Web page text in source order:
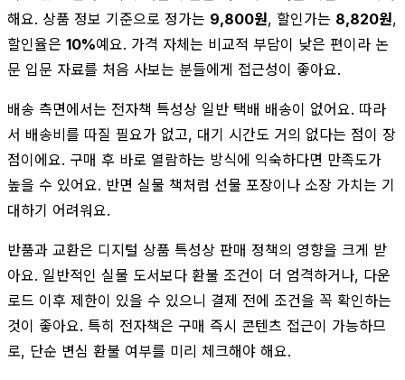
해요. 상품 정보 기준으로 정가는 9,800원, 할인가는 8,820원,
할인율은 10%예요. 가격 자체는 비교적 부담이 낮은 편이라 논
문 입문 자료를 처음 사보는 분들에게 접근성이 좋아요.
배송 측면에서는 전자책 특성상 일반 택배 배송이 없어요. 따라
서 배송비를 따질 필요가 없고, 대기 시간도 거의 없다는 점이 장
점이에요. 구매 후 바로 열람하는 방식에 익숙하다면 만족도가
높을 수 있어요. 반면 실물 책처럼 선물 포장이나 소장 가치는 기
대하기 어려워요.
반품과 교환은 디지털 상품 특성상 판매 정책의 영향을 크게 받
아요. 일반적인 실물 도서보다 환불 조건이 더 엄격하거나, 다운
로드 이후 제한이 있을 수 있으니 결제 전에 조건을 꼭 확인하는
것이 좋아요. 특히 전자책은 구매 즉시 콘텐츠 접근이 가능하므
로, 단순 변심 환불 여부를 미리 체크해야 해요.